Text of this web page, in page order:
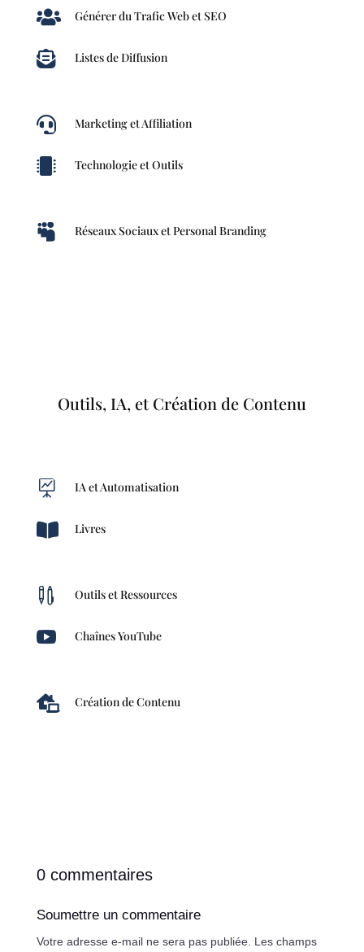
 Générer du Trafic Web et SEO
 Listes de Diffusion
 Marketing et Affiliation
 Technologie et Outils
 Réseaux Sociaux et Personal Branding
Outils, IA, et Création de Contenu
 IA et Automatisation
 Livres
 Outils et Ressources
 Chaînes YouTube
 Création de Contenu
0 commentaires
Soumettre un commentaire
Votre adresse e-mail ne sera pas publiée. Les champs